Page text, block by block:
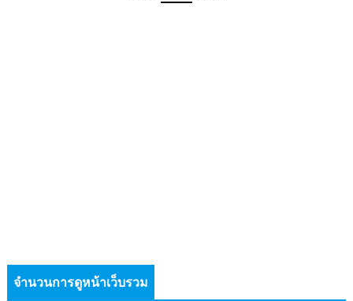
จำนวนการดูหน้าเว็บรวม